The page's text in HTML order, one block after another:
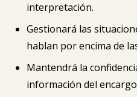
interpretación.
Gestionará las
hablan por encima de
Mantendrá la
información del